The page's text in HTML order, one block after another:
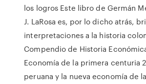
los logros Este libro de Germán
J. LaRosa es, por lo dicho atrás,
interpretaciones a la historia
Compendio de Historia
Economía de la primera centuria
peruana y la nueva economía de